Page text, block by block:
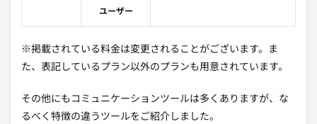
ユーザー
※掲載されている料金は変更されることがございます。ま
た、表記しているプラン以外のプランも用意されています。
その他にもコミュニケーションツールは多くありますが、な
るべく特徴の違うツールをご紹介しました。